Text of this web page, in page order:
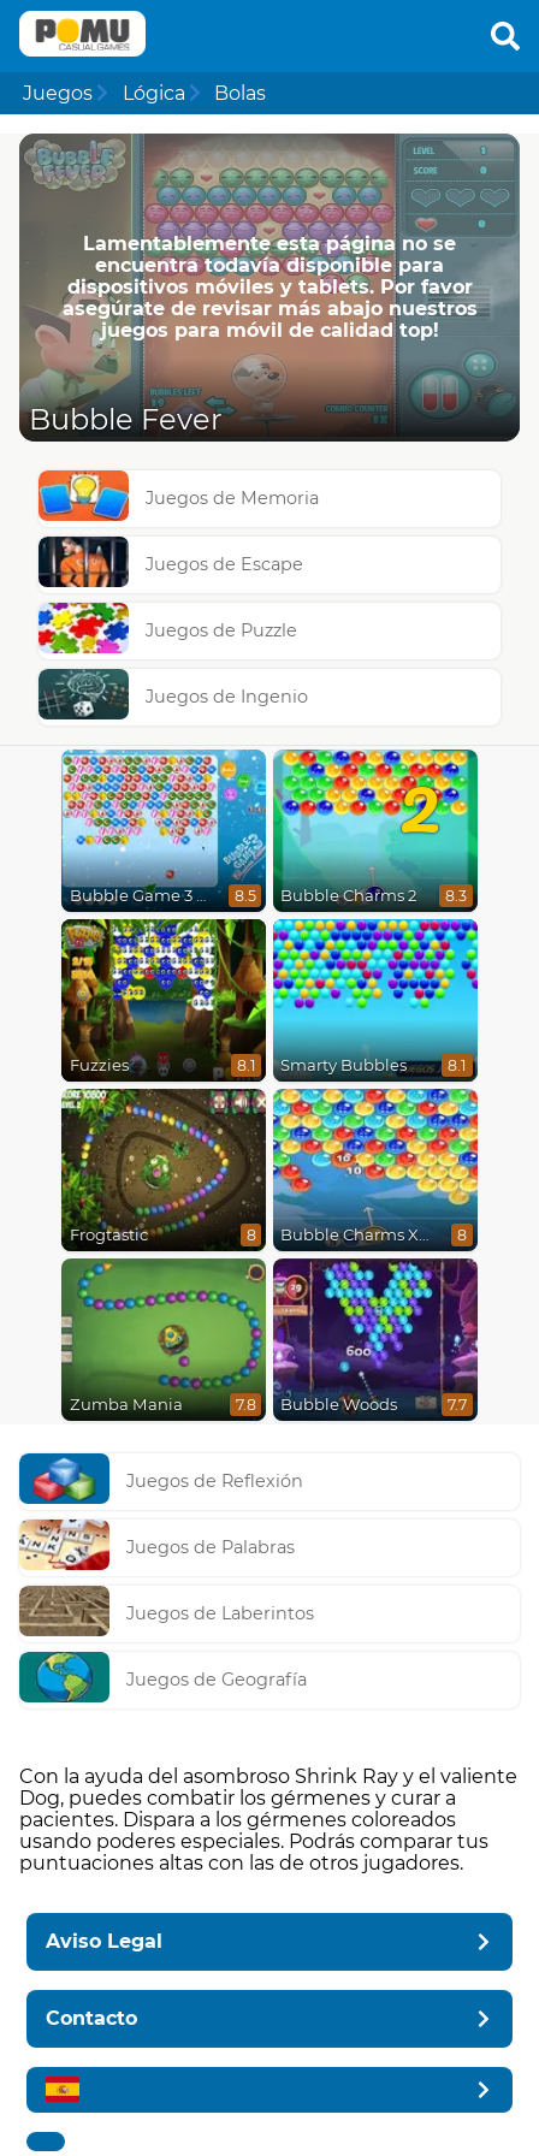
Juegos Lógica Bolas
Lamentablemente esta página no se
encuentra todavía disponible para
dispositivos móviles y tablets. Por favor
asegúrate de revisar más abajo nuestros
juegos para móvil de calidad top!
Bubble Fever
Juegos de Memoria
Juegos de Escape
Juegos de Puzzle
Juegos de Ingenio
Bubble Game 3 Christmas 8.5
2
Bubble Charms 2 8.3
Fuzzies 8.1 Smarty Bubbles 8.1
Frogtastic 8 Bubble Charms Xmas 8
Zumba Mania 7.8 Bubble Woods 7.7
Juegos de Reflexión
Juegos de Palabras
Juegos de Laberintos
Juegos de Geografía
Con la ayuda del asombroso Shrink Ray y el valiente
Dog, puedes combatir los gérmenes y curar a
pacientes. Dispara a los gérmenes coloreados
usando poderes especiales. Podrás comparar tus
puntuaciones altas con las de otros jugadores.
Aviso Legal
Contacto